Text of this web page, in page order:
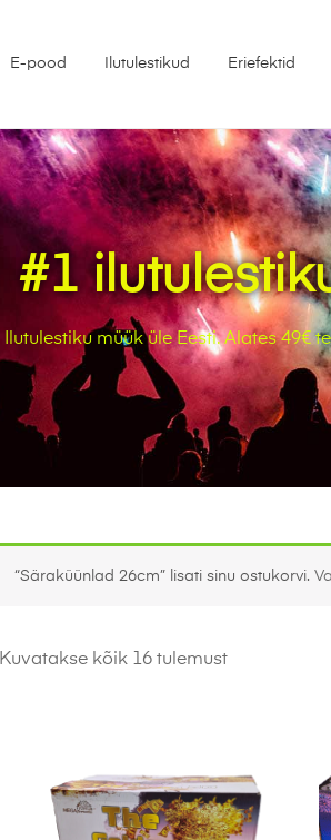
E-pood Ilutulestikud Eriefektid
#1
Ilutulestiku müük üle Eesti. Alates 49€
“Säraküünlad 26cm” lisati sinu ostukorvi.
Kuvatakse kõik 16 tulemust